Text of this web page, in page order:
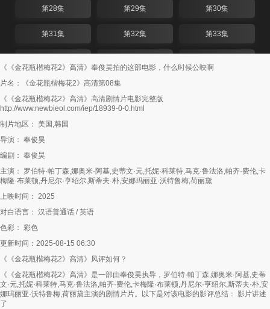
第28集 第29集 第30集
第31集 第32集 第33集
第37集
第40集 第41集
第43集
第46集
第49集 第50集 第51集
第52集
第58集 第59集
第61集 第62集 第63集
《《金花瓶楷梅花2》高清》奉俊昊拍的这部电影，什么时候公映啊
片名：《金花瓶楷梅花2》高清第08集
《《金花瓶楷梅花2》高清》高清剧情片电影完整版
http://www.newbieol.com/iep/18939-0-0.html
制片地区： 美国,韩国
导演： 奉俊昊
编剧： 奉俊昊
主演： 罗伯特·帕丁森,娜奥米·阿基,史蒂文·元,托妮·科莱特,马克·鲁法洛,帕齐·费伦,卡
梅隆·布莱顿,丹尼尔·亨绍尔,斯蒂夫·朴,安娜玛丽亚·沃特鲁梅,荷丽黛
上映时间： 2025
对白语言： 汉语普通话 / 英语
色彩： 彩色
更新时间：2025-08-15 06:30
《《金花瓶楷梅花2》高清》风评如何？
《《金花瓶楷梅花2》高清》是一部由奉俊昊执导，罗伯特·帕丁森,娜奥米·阿基,史蒂
文·元,托妮·科莱特,马克·鲁法洛,帕齐·费伦,卡梅隆·布莱顿,丹尼尔·亨绍尔,斯蒂夫·朴,安
娜玛丽亚·沃特鲁梅,荷丽黛主演的剧情片片。以下是对该电影的影评总结： 影片讲述
了